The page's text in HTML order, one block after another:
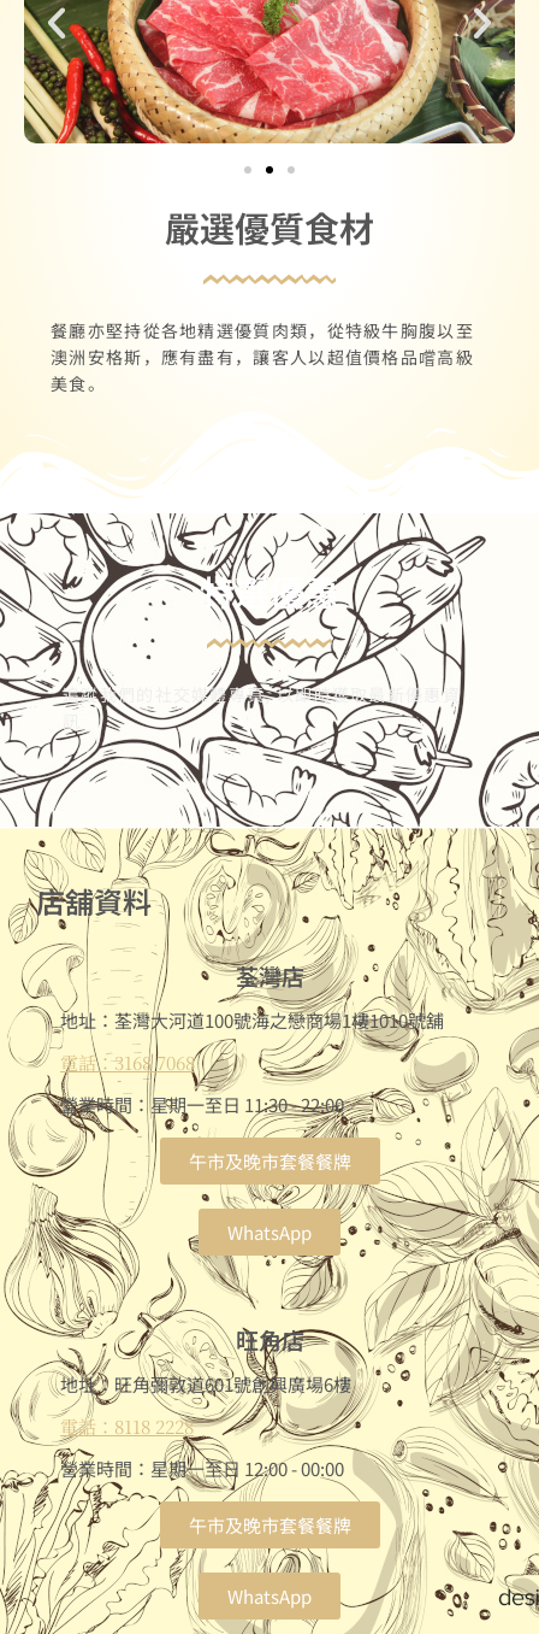
嚴選優質食材
餐廳亦堅持從各地精選優質肉類，從特級牛胸腹以至
澳洲安格斯，應有盡有，讓客人以超值價格品嚐高級
美食。
特選優惠
追蹤我們的社交媒體專頁, 以即時獲取最新優惠資
店舖資料
荃灣店
地址：荃灣大河道100號海之戀商場1樓1010號舖
電話：3168 7068
營業時間：星期一至日 11:30 - 22:00
午市及晚市套餐餐牌
WhatsApp
旺角店
地址：旺角彌敦道601號創興廣場6樓
電話：8118 2228
營業時間：星期一至日 12:00 - 00:00
午市及晚市套餐餐牌
WhatsApp